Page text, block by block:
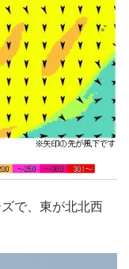
で、東が北北西